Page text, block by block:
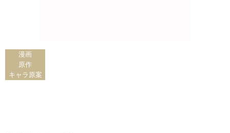
漫画
原作
キャラ原案